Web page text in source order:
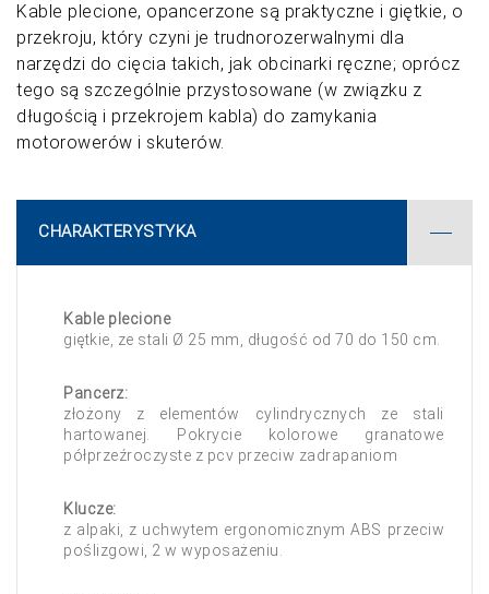
Kable plecione, opancerzone są praktyczne i giętkie, o
przekroju, który czyni je trudnorozerwalnymi dla
narzędzi do cięcia takich, jak obcinarki ręczne; oprócz
tego są szczególnie przystosowane (w związku z
długością i przekrojem kabla) do zamykania
motorowerów i skuterów.
CHARAKTERYSTYKA
Kable plecione
giętkie, ze stali Ø 25 mm, długość od 70 do 150 cm.
Pancerz:
złożony z elementów cylindrycznych ze stali
hartowanej. Pokrycie kolorowe granatowe
półprzeźroczyste z pcv przeciw zadrapaniom
Klucze:
z alpaki, z uchwytem ergonomicznym ABS przeciw
poślizgowi, 2 w wyposażeniu.